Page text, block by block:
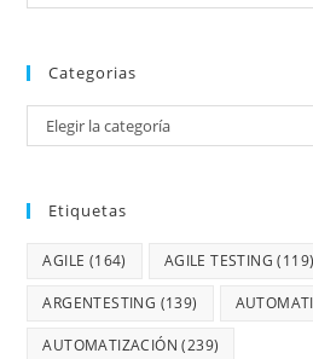
Categorias
Elegir la categoría
Etiquetas
AGILE (164) AGILE TESTING (119)
ARGENTESTING (139)
AUTOMATIZACIÓN (239)